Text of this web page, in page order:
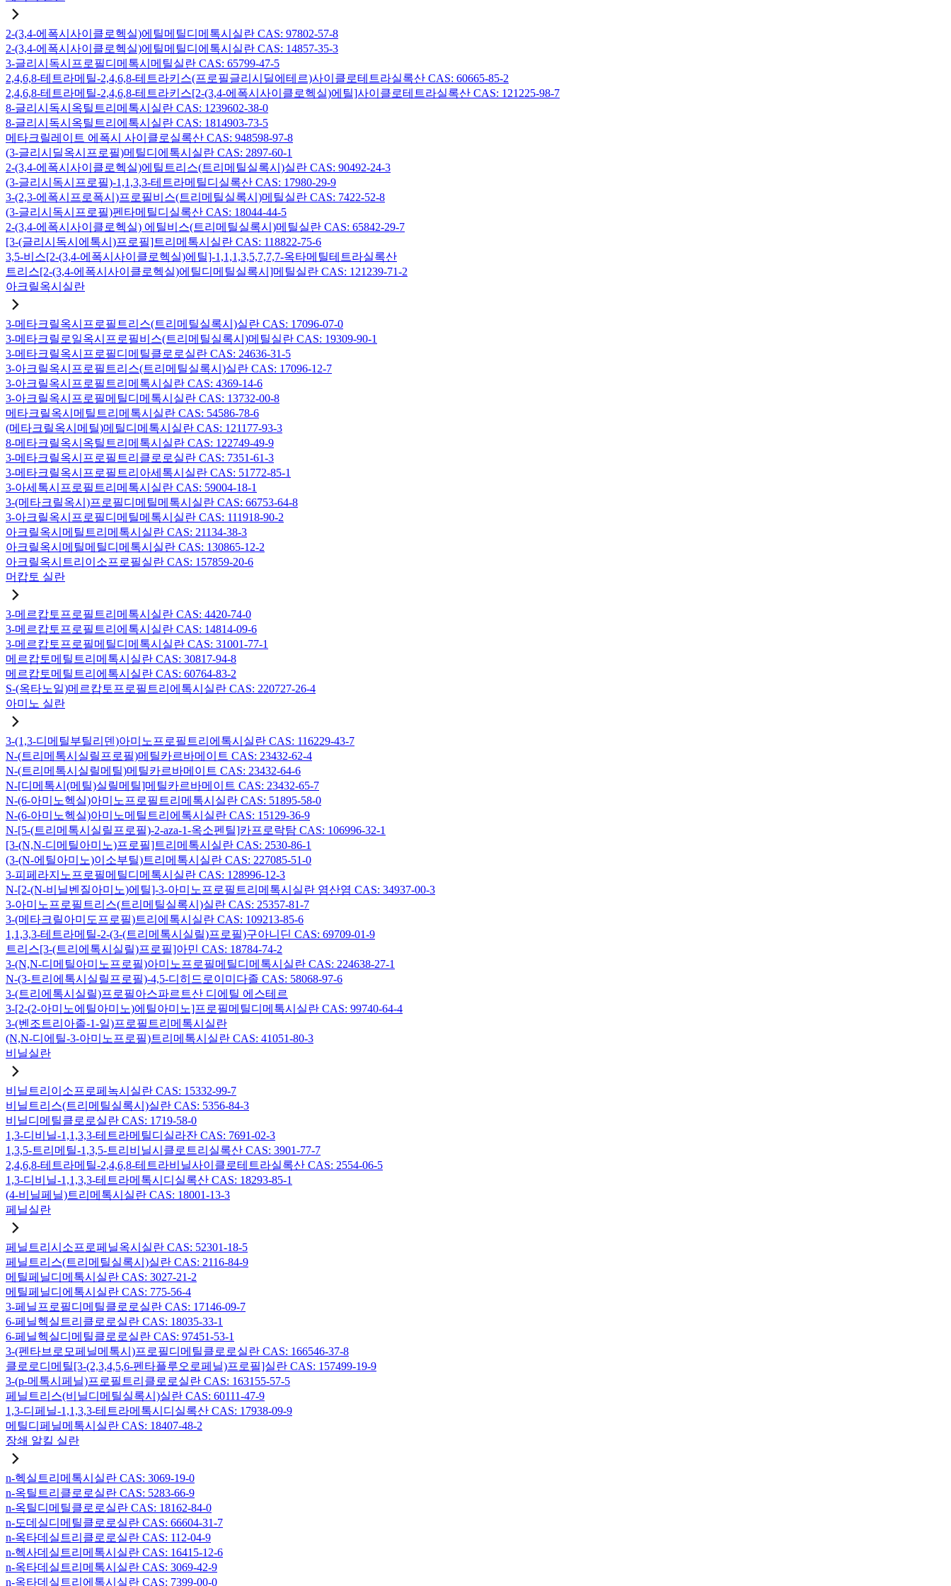
2-(3,4-에폭시사이클로헥실)에틸메틸디메톡시실란 CAS: 97802-57-8
2-(3,4-에폭시사이클로헥실)에틸메틸디에톡시실란 CAS: 14857-35-3
3-글리시독시프로필디메톡시메틸실란 CAS: 65799-47-5
2,4,6,8-테트라메틸-2,4,6,8-테트라키스(프로필글리시딜에테르)사이클로테트라실록산 CAS: 60665-85-2
2,4,6,8-테트라메틸-2,4,6,8-테트라키스[2-(3,4-에폭시사이클로헥실)에틸]사이클로테트라실록산 CAS: 121225-98-7
8-글리시독시옥틸트리메톡시실란 CAS: 1239602-38-0
8-글리시독시옥틸트리에톡시실란 CAS: 1814903-73-5
메타크릴레이트 에폭시 사이클로실록산 CAS: 948598-97-8
(3-글리시딜옥시프로필)메틸디에톡시실란 CAS: 2897-60-1
2-(3,4-에폭시사이클로헥실)에틸트리스(트리메틸실록시)실란 CAS: 90492-24-3
(3-글리시독시프로필)-1,1,3,3-테트라메틸디실록산 CAS: 17980-29-9
3-(2,3-에폭시프로폭시)프로필비스(트리메틸실록시)메틸실란 CAS: 7422-52-8
(3-글리시독시프로필)펜타메틸디실록산 CAS: 18044-44-5
2-(3,4-에폭시사이클로헥실) 에틸비스(트리메틸실록시)메틸실란 CAS: 65842-29-7
[3-(글리시독시에톡시)프로필]트리메톡시실란 CAS: 118822-75-6
3,5-비스[2-(3,4-에폭시사이클로헥실)에틸]-1,1,1,3,5,7,7,7-옥타메틸테트라실록산
트리스[2-(3,4-에폭시사이클로헥실)에틸디메틸실록시]메틸실란 CAS: 121239-71-2
아크릴옥시실란
3-메타크릴옥시프로필트리스(트리메틸실록시)실란 CAS: 17096-07-0
3-메타크릴로일옥시프로필비스(트리메틸실록시)메틸실란 CAS: 19309-90-1
3-메타크릴옥시프로필디메틸클로로실란 CAS: 24636-31-5
3-아크릴옥시프로필트리스(트리메틸실록시)실란 CAS: 17096-12-7
3-아크릴옥시프로필트리메톡시실란 CAS: 4369-14-6
3-아크릴옥시프로필메틸디메톡시실란 CAS: 13732-00-8
메타크릴옥시메틸트리메톡시실란 CAS: 54586-78-6
(메타크릴옥시메틸)메틸디메톡시실란 CAS: 121177-93-3
8-메타크릴옥시옥틸트리메톡시실란 CAS: 122749-49-9
3-메타크릴옥시프로필트리클로로실란 CAS: 7351-61-3
3-메타크릴옥시프로필트리아세톡시실란 CAS: 51772-85-1
3-아세톡시프로필트리메톡시실란 CAS: 59004-18-1
3-(메타크릴옥시)프로필디메틸메톡시실란 CAS: 66753-64-8
3-아크릴옥시프로필디메틸메톡시실란 CAS: 111918-90-2
아크릴옥시메틸트리메톡시실란 CAS: 21134-38-3
아크릴옥시메틸메틸디메톡시실란 CAS: 130865-12-2
아크릴옥시트리이소프로필실란 CAS: 157859-20-6
머캅토 실란
3-메르캅토프로필트리메톡시실란 CAS: 4420-74-0
3-메르캅토프로필트리에톡시실란 CAS: 14814-09-6
3-메르캅토프로필메틸디메톡시실란 CAS: 31001-77-1
메르캅토메틸트리메톡시실란 CAS: 30817-94-8
메르캅토메틸트리에톡시실란 CAS: 60764-83-2
S-(옥타노일)메르캅토프로필트리에톡시실란 CAS: 220727-26-4
아미노 실란
3-(1,3-디메틸부틸리덴)아미노프로필트리에톡시실란 CAS: 116229-43-7
N-(트리메톡시실릴프로필)메틸카르바메이트 CAS: 23432-62-4
N-(트리메톡시실릴메틸)메틸카르바메이트 CAS: 23432-64-6
N-[디메톡시(메틸)실릴메틸]메틸카르바메이트 CAS: 23432-65-7
N-(6-아미노헥실)아미노프로필트리메톡시실란 CAS: 51895-58-0
N-(6-아미노헥실)아미노메틸트리에톡시실란 CAS: 15129-36-9
N-[5-(트리메톡시실릴프로필)-2-aza-1-옥소펜틸]카프로락탐 CAS: 106996-32-1
[3-(N,N-디메틸아미노)프로필]트리메톡시실란 CAS: 2530-86-1
(3-(N-에틸아미노)이소부틸)트리메톡시실란 CAS: 227085-51-0
3-피페라지노프로필메틸디메톡시실란 CAS: 128996-12-3
N-[2-(N-비닐벤질아미노)에틸]-3-아미노프로필트리메톡시실란 염산염 CAS: 34937-00-3
3-아미노프로필트리스(트리메틸실록시)실란 CAS: 25357-81-7
3-(메타크릴아미도프로필)트리에톡시실란 CAS: 109213-85-6
1,1,3,3-테트라메틸-2-(3-(트리메톡시실릴)프로필)구아니딘 CAS: 69709-01-9
트리스[3-(트리에톡시실릴)프로필]아민 CAS: 18784-74-2
3-(N,N-디메틸아미노프로필)아미노프로필메틸디메톡시실란 CAS: 224638-27-1
N-(3-트리에톡시실릴프로필)-4,5-디히드로이미다졸 CAS: 58068-97-6
3-(트리에톡시실릴)프로필아스파르트산 디에틸 에스테르
3-[2-(2-아미노에틸아미노)에틸아미노]프로필메틸디메톡시실란 CAS: 99740-64-4
3-(벤조트리아졸-1-일)프로필트리메톡시실란
(N,N-디에틸-3-아미노프로필)트리메톡시실란 CAS: 41051-80-3
비닐실란
비닐트리이소프로페녹시실란 CAS: 15332-99-7
비닐트리스(트리메틸실록시)실란 CAS: 5356-84-3
비닐디메틸클로로실란 CAS: 1719-58-0
1,3-디비닐-1,1,3,3-테트라메틸디실라잔 CAS: 7691-02-3
1,3,5-트리메틸-1,3,5-트리비닐시클로트리실록산 CAS: 3901-77-7
2,4,6,8-테트라메틸-2,4,6,8-테트라비닐사이클로테트라실록산 CAS: 2554-06-5
1,3-디비닐-1,1,3,3-테트라메톡시디실록산 CAS: 18293-85-1
(4-비닐페닐)트리메톡시실란 CAS: 18001-13-3
페닐실란
페닐트리시소프로페닐옥시실란 CAS: 52301-18-5
페닐트리스(트리메틸실록시)실란 CAS: 2116-84-9
메틸페닐디메톡시실란 CAS: 3027-21-2
메틸페닐디에톡시실란 CAS: 775-56-4
3-페닐프로필디메틸클로로실란 CAS: 17146-09-7
6-페닐헥실트리클로로실란 CAS: 18035-33-1
6-페닐헥실디메틸클로로실란 CAS: 97451-53-1
3-(펜타브로모페닐메톡시)프로필디메틸클로로실란 CAS: 166546-37-8
클로로디메틸[3-(2,3,4,5,6-펜타플루오로페닐)프로필]실란 CAS: 157499-19-9
3-(p-메톡시페닐)프로필트리클로로실란 CAS: 163155-57-5
페닐트리스(비닐디메틸실록시)실란 CAS: 60111-47-9
1,3-디페닐-1,1,3,3-테트라메톡시디실록산 CAS: 17938-09-9
메틸디페닐메톡시실란 CAS: 18407-48-2
장쇄 알킬 실란
n-헥실트리메톡시실란 CAS: 3069-19-0
n-옥틸트리클로로실란 CAS: 5283-66-9
n-옥틸디메틸클로로실란 CAS: 18162-84-0
n-도데실디메틸클로로실란 CAS: 66604-31-7
n-옥타데실트리클로로실란 CAS: 112-04-9
n-헥사데실트리메톡시실란 CAS: 16415-12-6
n-옥타데실트리메톡시실란 CAS: 3069-42-9
n-옥타데실트리에톡시실란 CAS: 7399-00-0